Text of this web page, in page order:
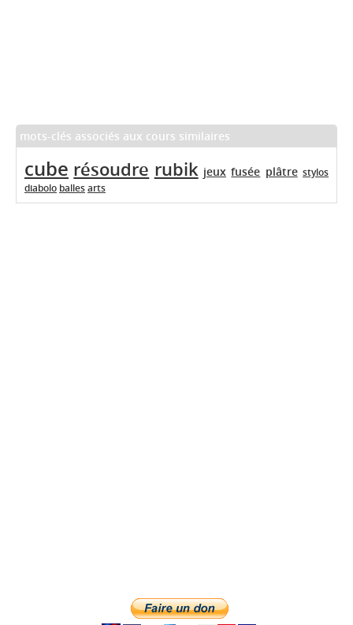
mots-clés associés aux cours similaires
cube résoudre rubik jeux fusée plâtre stylos
diabolo ballesarts